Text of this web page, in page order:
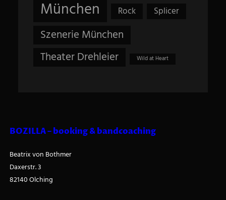
München Rock Splicer
Szenerie München
Theater Drehleier
Wild at Heart
BOZILLA – booking & bandcoaching
Beatrix von Bothmer
Daxerstr. 3
82140 Olching